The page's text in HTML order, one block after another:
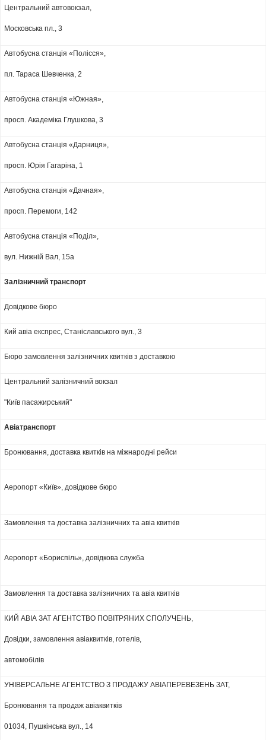
Центральний автовокзал,
Московська пл., 3
Автобусна станція «Полісся»,
пл. Тараса Шевченка, 2
Автобусна станція «Южная»,
просп. Академіка Глушкова, 3
Автобусна станція «Дарниця»,
просп. Юрія Гагаріна, 1
Автобусна станція «Дачная»,
просп. Перемоги, 142
Автобусна станція «Поділ»,
вул. Нижній Вал, 15а
Залізничний транспорт
Довідкове бюро
Кий авіа експрес, Станіславського вул., 3
Бюро замовлення залізничних квитків з доставкою
Центральний залізничний вокзал
"Київ пасажирський"
Авіатранспорт
Бронювання, доставка квитків на міжнародні рейси
Аеропорт «Київ», довідкове бюро
Замовлення та доставка залізничних та авіа квитків
Аеропорт «Бориспіль», довідкова служба
Замовлення та доставка залізничних та авіа квитків
КИЙ АВІА ЗАТ АГЕНТСТВО ПОВІТРЯНИХ СПОЛУЧЕНЬ,
Довідки, замовлення авіаквитків, готелів,
автомобілів
УНІВЕРСАЛЬНЕ АГЕНТСТВО З ПРОДАЖУ АВІАПЕРЕВЕЗЕНЬ ЗАТ,
Бронювання та продаж авіаквитків
01034, Пушкінська вул., 14